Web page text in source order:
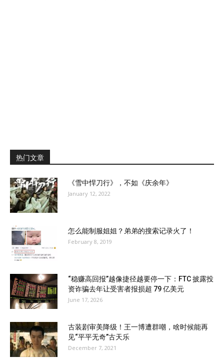
热门文章
《雪中悍刀行》，不如《庆余年》
January 12, 2022
怎么能制服姐姐？弟弟的搜索记录火了！
February 8, 2019
“稳赚高回报”越像捷径越要停一下：FTC 披露投
资诈骗去年让受害者报损超 79 亿美元
June 17, 2026
古装剧审美降级！王一博遭群嘲，啥时候能再
见“平平无奇”古天乐
December 7, 2021